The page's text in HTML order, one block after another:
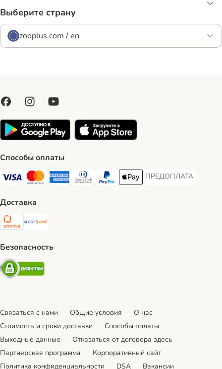
Выберите страну
zooplus.com / en
Способы оплаты
Visa Payment Method
Mastercard Payment Method
American Express Payment Method
Diners Club Payment Method
PayPal Payment Method
Apple Pay Payment Method
ПРЕДОПЛАТА
ПРЕДОПЛАТА
Доставка
Omniva Shipping Method
SmartPosti Shipping Method
Безопасность
Security
Связаться с нами Общие условия
О нас
Стоимость и сроки доставки
Cпособы оплаты
Выходные данные
Отказаться от договора здесь
Партнерская программа
Корпоративный сайт
Политика конфиденциальности
DSA Вакансии